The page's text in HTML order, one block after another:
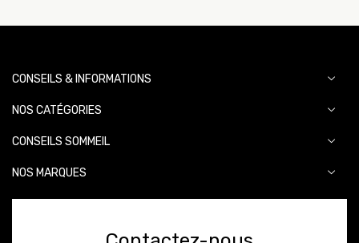
CONSEILS & INFORMATIONS
NOS CATÉGORIES
CONSEILS SOMMEIL
NOS MARQUES